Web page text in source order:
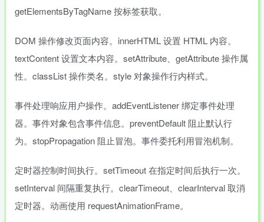
getElementsByTagName 按标签获取。
DOM 操作修改页面内容。innerHTML 设置 HTML 内容。
textContent 设置文本内容。setAttribute、getAttribute 操作属
性。classList 操作类名。style 对象操作行内样式。
事件处理响应用户操作。addEventListener 绑定事件处理
器。事件对象包含事件信息。preventDefault 阻止默认行
为。stopPropagation 阻止冒泡。事件委托利用冒泡机制。
定时器控制时间执行。setTimeout 在指定时间后执行一次。
setInterval 间隔重复执行。clearTimeout、clearInterval 取消
定时器。动画使用 requestAnimationFrame。